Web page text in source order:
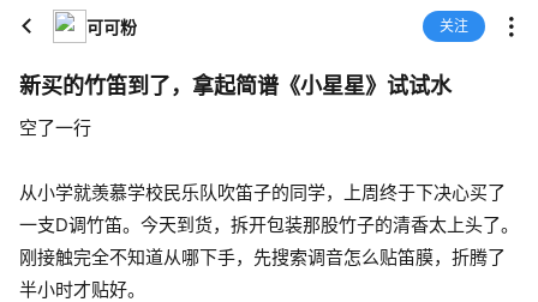
可可粉 关注
新买的竹笛到了，拿起简谱《小星星》试试水
空了一行
从小学就羡慕学校民乐队吹笛子的同学，上周终于下决心买了
一支D调竹笛。今天到货，拆开包装那股竹子的清香太上头了。
刚接触完全不知道从哪下手，先搜索调音怎么贴笛膜，折腾了
半小时才贴好。